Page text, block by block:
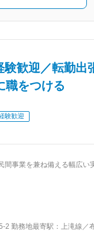
歓迎／転勤出
職をつける
験歓迎
を兼ね備える幅広い実績／資
、公園の維持管理等も請
ら始めていただきます。
2 勤務地最寄駅：上滝線